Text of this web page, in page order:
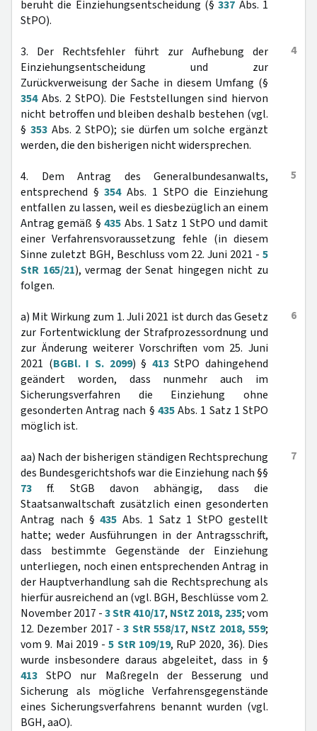
beruht die Einziehungsentscheidung (§337 Abs. 1
StPO).
4
3. Der Rechtsfehler führt zur Aufhebung der
Einziehungsentscheidung und zur
Zurückverweisung der Sache in diesem Umfang (§
354Abs. 2 StPO). Die Feststellungen sind hiervon
nicht betroffen und bleiben deshalb bestehen (vgl.
§ 353Abs. 2 StPO); sie dürfen um solche ergänzt
werden, die den bisherigen nicht widersprechen.
5
4. Dem Antrag des Generalbundesanwalts,
entsprechend §354Abs. 1 StPO die Einziehung
entfallen zu lassen, weil es diesbezüglich an einem
Antrag gemäß §435 Abs. 1 Satz 1 StPO und damit
einer Verfahrensvoraussetzung fehle (in diesem
Sinne zuletzt BGH, Beschluss vom 22. Juni 2021 - 5
StR 165/21), vermag der Senat hingegen nicht zu
folgen.
6
a) Mit Wirkung zum 1. Juli 2021 ist durch das Gesetz
zur Fortentwicklung der Strafprozessordnung und
zur Änderung weiterer Vorschriften vom 25. Juni
2021 (BGBl. I S. 2099) § 413StPO dahingehend
geändert worden, dass nunmehr auch im
Sicherungsverfahren die Einziehung ohne
gesonderten Antrag nach § 435Abs. 1 Satz 1 StPO
möglich ist.
7
aa) Nach der bisherigen ständigen Rechtsprechung
des Bundesgerichtshofs war die Einziehung nach §§
73 ff. StGB davon abhängig, dass die
Staatsanwaltschaft zusätzlich einen gesonderten
Antrag nach §435 Abs. 1 Satz 1 StPO gestellt
hatte; weder Ausführungen in der Antragsschrift,
dass bestimmte Gegenstände der Einziehung
unterliegen, noch einen entsprechenden Antrag in
der Hauptverhandlung sah die Rechtsprechung als
hierfür ausreichend an (vgl. BGH, Beschlüsse vom 2.
November 2017 -3 StR 410/17, NStZ 2018, 235; vom
12. Dezember 2017 -3 StR 558/17, NStZ 2018, 559;
vom 9. Mai 2019 -5 StR 109/19, RuP 2020, 36). Dies
wurde insbesondere daraus abgeleitet, dass in §
413 StPO nur Maßregeln der Besserung und
Sicherung als mögliche Verfahrensgegenstände
eines Sicherungsverfahrens benannt wurden (vgl.
BGH, aaO).